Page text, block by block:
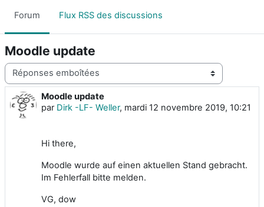
Forum Flux RSS des discussions
Moodle update
Type d’affichage
Moodle update
par Dirk -LF- Weller, mardi 12 novembre 2019, 10:21
Nombre de réponses : 0
Hi there,
Moodle wurde auf einen aktuellen Stand gebracht.
Im Fehlerfall bitte melden.
VG, dow